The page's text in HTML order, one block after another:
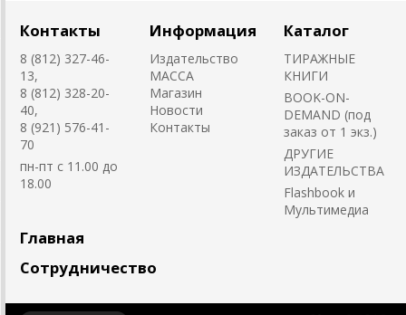
Контакты
8 (812) 327-46-
13,
8 (812) 328-20-
40,
8 (921) 576-41-
70
пн-пт с 11.00 до
18.00
Информация
Издательство
MACCA
Магазин
Новости
Контакты
Каталог
ТИРАЖНЫЕ
КНИГИ
BOOK-ON-
DEMAND (под
заказ от 1 экз.)
ДРУГИЕ
ИЗДАТЕЛЬСТВА
Flashbook и
Мультимедиа
Главная
Сотрудничество